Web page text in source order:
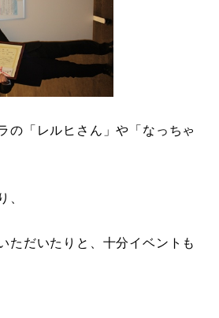
の「レルヒさん」や「なっちゃ
、
ただいたりと、十分イベントも